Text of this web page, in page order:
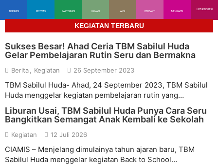
INSPIRASI MOTIVASI PARTISIPASI INOVASI AKSI BERBAKTI MENGABDI
UNTUK NEGERI
KEGIATAN TERBARU
Sukses Besar! Ahad Ceria TBM Sabilul Huda
Gelar Pembelajaran Rutin Seru dan Bermakna
Berita Kegiatan 26 September 2023
TBM Sabilul Huda- Ahad, 24 September 2023, TBM Sabilul
Huda menggelar kegiatan pembelajaran rutin yang…
Liburan Usai, TBM Sabilul Huda Punya Cara Seru
Bangkitkan Semangat Anak Kembali ke Sekolah
Kegiatan 12 Juli 2026
CIAMIS – Menjelang dimulainya tahun ajaran baru, TBM
Sabilul Huda menggelar kegiatan Back to School…